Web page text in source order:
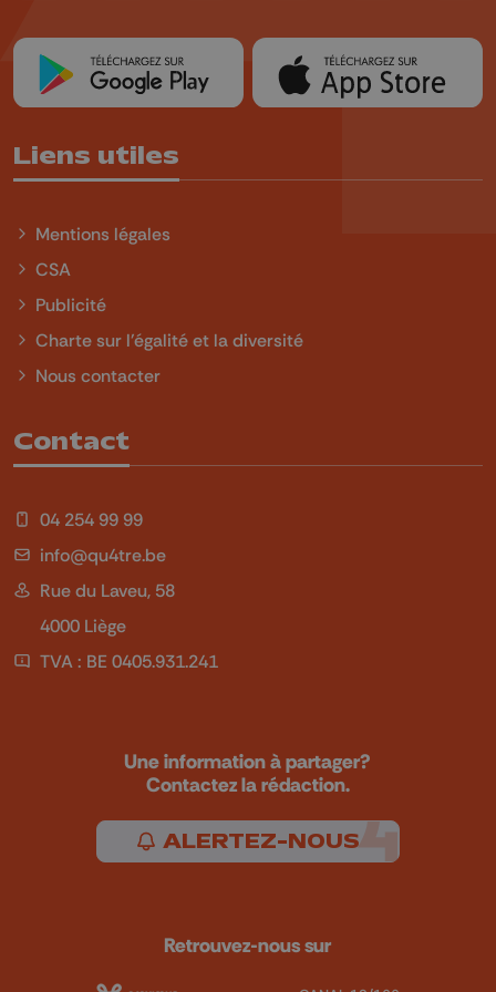
Liens utiles
Mentions légales
CSA
Publicité
Charte sur l'égalité et la diversité
Nous contacter
Contact
04 254 99 99
info@qu4tre.be
Rue du Laveu, 58
4000 Liège
TVA : BE 0405.931.241
Une information à partager?
Contactez la rédaction.
ALERTEZ-NOUS
Retrouvez-nous sur